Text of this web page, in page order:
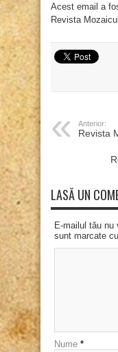
Acest email a
Revista
Anterior:
Revista
LASĂ UN
E-mailul tău nu
sunt marcate
Nume *